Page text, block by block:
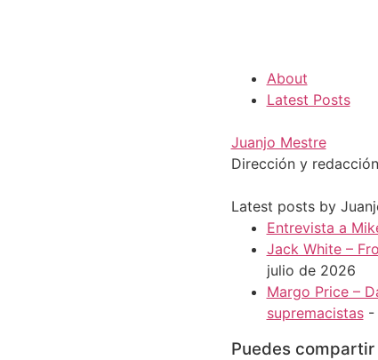
About
Latest Posts
Juanjo Mestre
Dirección y
Latest posts by
Entrevista a
Jack White –
julio de 2026
Margo Price –
supremacistas-
Puedes